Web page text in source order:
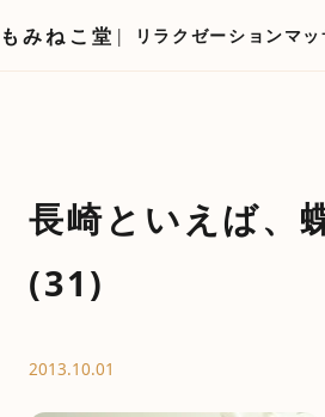
もみねこ堂 リラクゼーションマ
長崎といえば、
(31)
2013.10.01